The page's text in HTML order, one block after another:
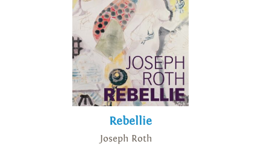
Rebellie
Joseph Roth